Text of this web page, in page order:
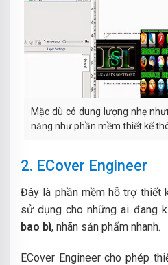
Mặc dù có dung lượng nhẹ
năng như phần mềm thiết kế
2. ECover Engineer
Đây là phần mềm hỗ trợ thiết
sử dụng cho những ai đang
bao bì, nhãn sản phẩm nhanh.
ECover Engineer cho phép